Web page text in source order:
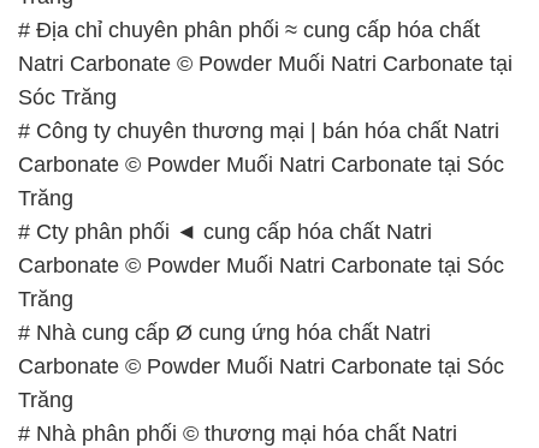
# Địa chỉ chuyên phân phối ≈ cung cấp hóa chất
Natri Carbonate © Powder Muối Natri Carbonate tại
Sóc Trăng
# Công ty chuyên thương mại | bán hóa chất Natri
Carbonate © Powder Muối Natri Carbonate tại Sóc
Trăng
# Cty phân phối ◄ cung cấp hóa chất Natri
Carbonate © Powder Muối Natri Carbonate tại Sóc
Trăng
# Nhà cung cấp Ø cung ứng hóa chất Natri
Carbonate © Powder Muối Natri Carbonate tại Sóc
Trăng
# Nhà phân phối © thương mại hóa chất Natri